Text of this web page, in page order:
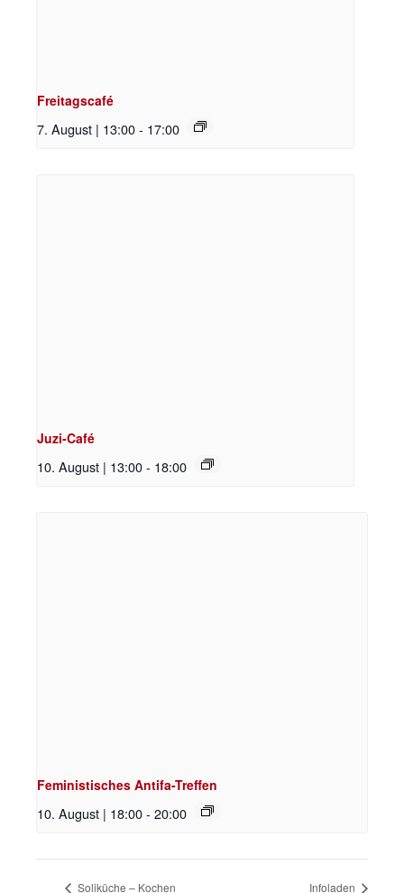
Freitagscafé
7. August | 13:00- 17:00
Juzi-Café
10. August | 13:00- 18:00
Feministisches Antifa-Treffen
10. August | 18:00- 20:00
Soliküche – Kochen Infoladen